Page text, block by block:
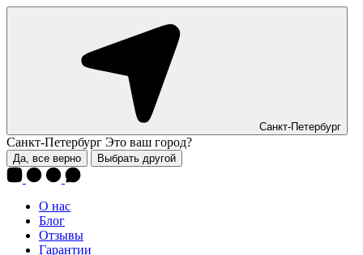
Санкт-Петербург
Санкт-Петербург Это ваш город?
Да, все верно Выбрать другой
О нас
Блог
Отзывы
Гарантии